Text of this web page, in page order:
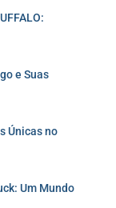
e Suas
Únicas no
Um Mundo